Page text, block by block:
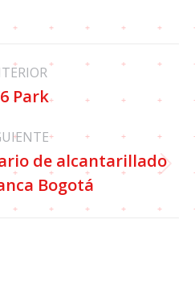
Park
de alcantarillado
Bogotá